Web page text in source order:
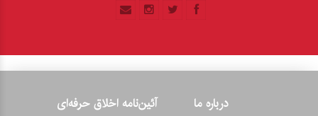
درباره ما آئین‌نامه اخلاق حرفه‌ای